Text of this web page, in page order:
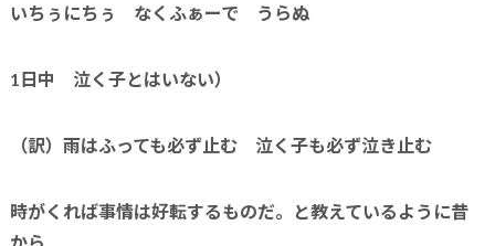
いちぅにちぅ なくふぁーで うらぬ
1 日中 泣く子とはいない）
（訳）雨はふっても必ず止む 泣く子も必ず泣き止む
時がくれば事情は好転するものだ。と教えているように昔
から